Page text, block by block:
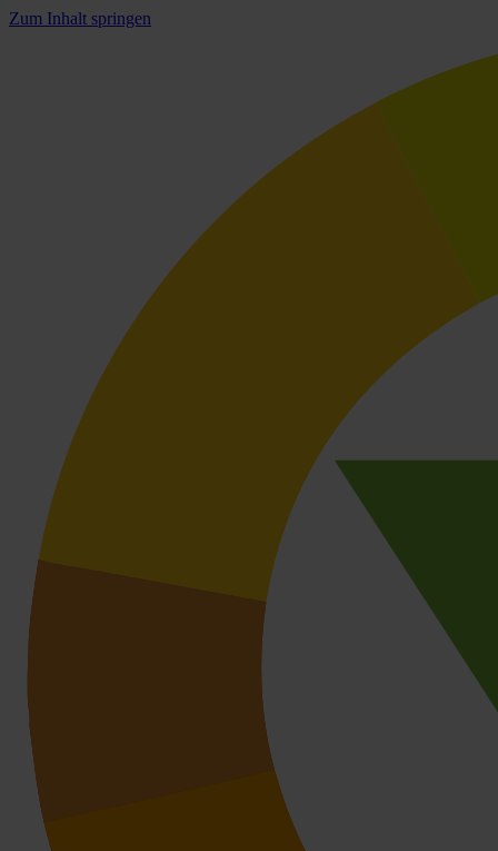
Zum Inhalt springen